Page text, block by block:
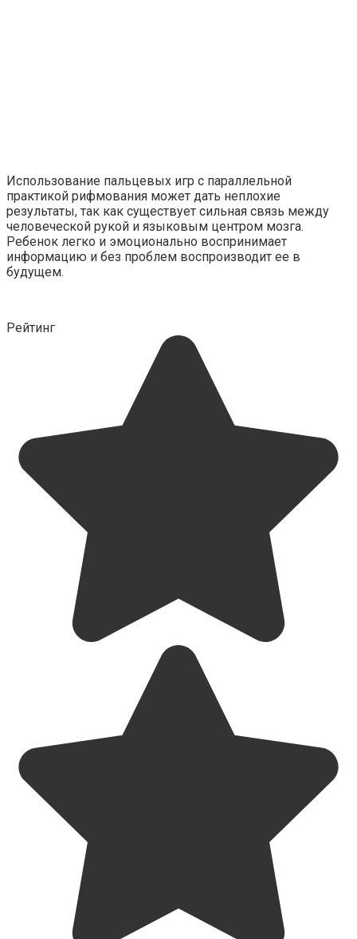
Использование пальцевых игр с параллельной
практикой рифмования может дать неплохие
результаты, так как существует сильная связь между
человеческой рукой и языковым центром мозга.
Ребенок легко и эмоционально воспринимает
информацию и без проблем воспроизводит ее в
будущем.
Рейтинг